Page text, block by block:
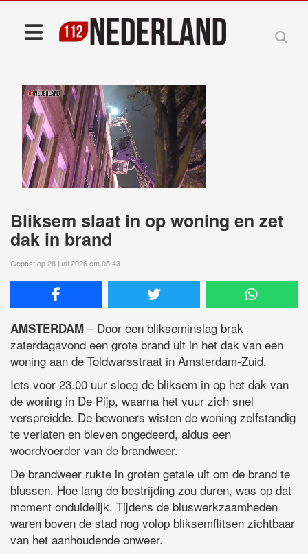
Bliksem slaat in op woning en zet
dak in brand
Gepost op 28 juni 2026 om 05:43
AMSTERDAM – Door een blikseminslag brak
zaterdagavond een grote brand uit in het dak van een
woning aan de Toldwarsstraat in Amsterdam-Zuid.
Iets voor 23.00 uur sloeg de bliksem in op het dak van
de woning in De Pijp, waarna het vuur zich snel
verspreidde. De bewoners wisten de woning zelfstandig
te verlaten en bleven ongedeerd, aldus een
woordvoerder van de brandweer.
De brandweer rukte in groten getale uit om de brand te
blussen. Hoe lang de bestrijding zou duren, was op dat
moment onduidelijk. Tijdens de bluswerkzaamheden
waren boven de stad nog volop bliksemflitsen zichtbaar
van het aanhoudende onweer.